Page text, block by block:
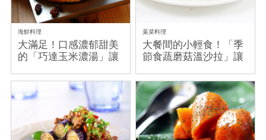
海鮮料理
大滿足！口感濃郁甜美
的「巧達玉米濃湯」讓
葉菜料理
大餐間的小輕食！「季
節食蔬磨菇溫沙拉」讓